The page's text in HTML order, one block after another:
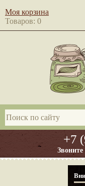
+7
Звоните
Моя корзина
Товаров: 0